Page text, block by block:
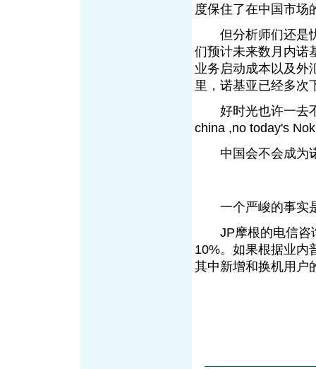
度保住了在中国市场
但分析师们还是忧
们预计未来数月内诺
业务启动成本以及外
里，诺基亚已经多次
好时光也许一去不
china ,no today's
中国会不会成为诺
一个严峻的事实是
JP摩根的电信咨询
10%。如果根据业内
其中新增和换机用户